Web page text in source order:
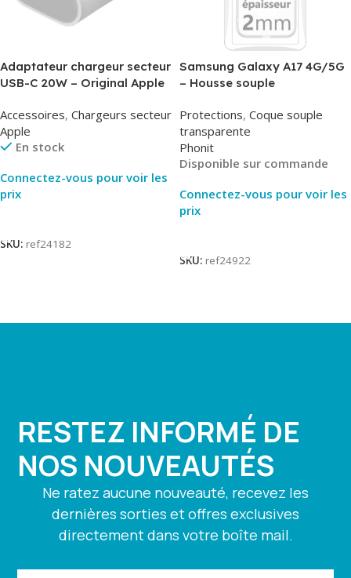
Adaptateur chargeur secteur
USB-C 20W – Original Apple
Accessoires, Chargeurs secteur
Apple
En stock
Connectez-vous pour voir les
prix
SKU: ref24182
Samsung Galaxy A17 4G/5G
– Housse souple
Protections, Coque souple
transparente
Phonit
Disponible sur commande
Connectez-vous pour voir les
prix
SKU: ref24922
RESTEZ INFORMÉ DE
NOS NOUVEAUTÉS
Ne ratez aucune nouveauté, recevez les
dernières sorties et offres exclusives
directement dans votre boîte mail.